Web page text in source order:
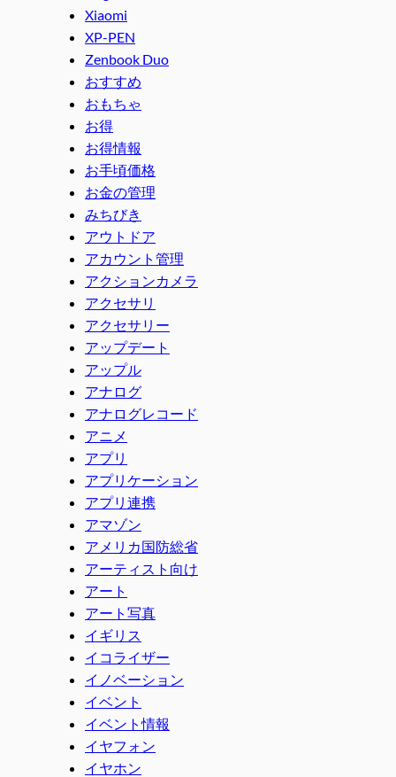
Xiaomi
XP-PEN
Zenbook Duo
おすすめ
おもちゃ
お得
お得情報
お手頃価格
お金の管理
みちびき
アウトドア
アカウント管理
アクションカメラ
アクセサリ
アクセサリー
アップデート
アップル
アナログ
アナログレコード
アニメ
アプリ
アプリケーション
アプリ連携
アマゾン
アメリカ国防総省
アーティスト向け
アート
アート写真
イギリス
イコライザー
イノベーション
イベント
イベント情報
イヤフォン
イヤホン